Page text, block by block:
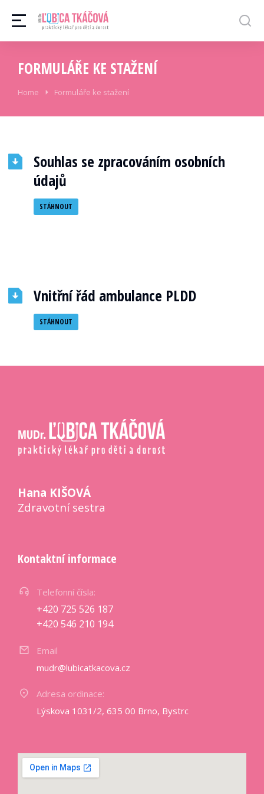
FORMULÁŘE KE STAŽENÍ
You are here:
Home Formuláře ke stažení
Souhlas se zpracováním osobních
údajů
STÁHNOUT
Vnitřní řád ambulance PLDD
STÁHNOUT
Hana KIŠOVÁ
Zdravotní sestra
Kontaktní informace
Telefonní čísla:
+420 725 526 187
+420 546 210 194
Email
mudr@lubicatkacova.cz
Adresa ordinace:
Lýskova 1031/2, 635 00 Brno, Bystrc